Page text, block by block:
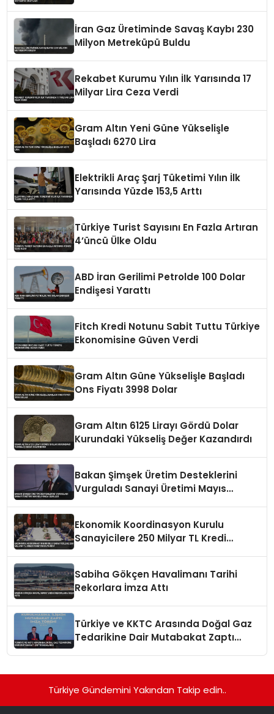
İran Gaz Üretiminde Savaş Kaybı 230
Milyon Metreküpü Buldu
Rekabet Kurumu Yılın İlk Yarısında 17
Milyar Lira Ceza Verdi
Gram Altın Yeni Güne Yükselişle
Başladı 6270 Lira
Elektrikli Araç Şarj Tüketimi Yılın İlk
Yarısında Yüzde 153,5 Arttı
Türkiye Turist Sayısını En Fazla Artıran
4’üncü Ülke Oldu
ABD İran Gerilimi Petrolde 100 Dolar
Endişesi Yarattı
Fitch Kredi Notunu Sabit Tuttu Türkiye
Ekonomisine Güven Verdi
Gram Altın Güne Yükselişle Başladı
Ons Fiyatı 3998 Dolar
Gram Altın 6125 Lirayı Gördü Dolar
Kurundaki Yükseliş Değer Kazandırdı
Bakan Şimşek Üretim Desteklerini
Vurguladı Sanayi Üretimi Mayıs
Ekonomik Koordinasyon Kurulu
Sanayicilere 250 Milyar TL Kredi
Sabiha Gökçen Havalimanı Tarihi
Rekorlara İmza Attı
Türkiye ve KKTC Arasında Doğal Gaz
Tedarikine Dair Mutabakat Zaptı
Türkiye Gündemini Yakından Takip edin..